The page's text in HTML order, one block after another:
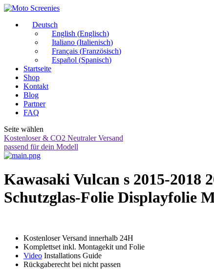
Deutsch
English (Englisch)
Italiano (Italienisch)
Français (Französisch)
Español (Spanisch)
Startseite
Shop
Kontakt
Blog
Partner
FAQ
Seite wählen
Kostenloser & CO2 Neutraler Versand
passend für dein Modell
Kawasaki Vulcan s 2015-2018
Schutzglas-Folie Displayfolie
Kostenloser Versand innerhalb 24H
Komplettset inkl. Montagekit und Folie
Video Installations Guide
Rückgaberecht bei nicht passen